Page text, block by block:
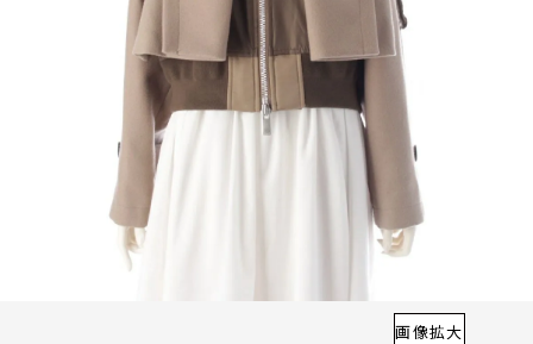
画像拡大